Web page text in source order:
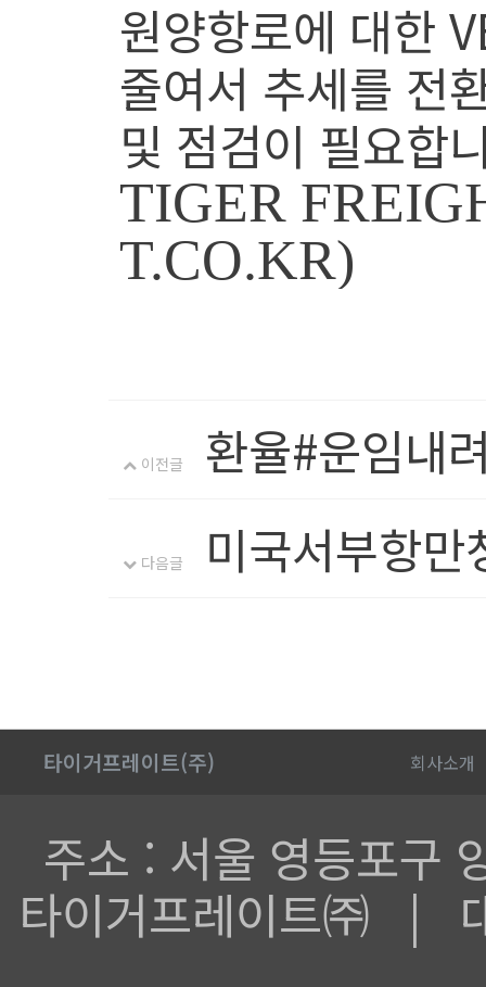
원양항로에 대한
줄여서 추세를 전
및 점검이 필요합
TIGER
T.CO.KR)
이전글 환율#운임내
다음글 미국서부항
타이거프레이트(주) 회사소개
주소 : 서울 영등포구
타이거프레이트㈜ |